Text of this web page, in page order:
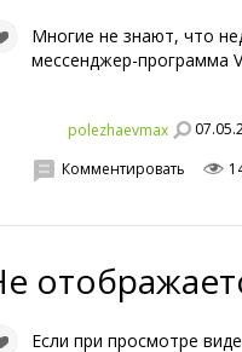
Многие не знают, что
мессенджер-программа
polezhaevmax
Комментировать
Если при просмотре